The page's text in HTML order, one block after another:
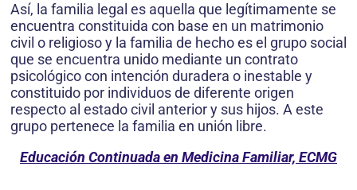
Así, la familia legal es aquella que legítimamente se
encuentra constituida con base en un matrimonio
civil o religioso y la familia de hecho es el grupo social
que se encuentra unido mediante un contrato
psicológico con intención duradera o inestable y
constituido por individuos de diferente origen
respecto al estado civil anterior y sus hijos. A este
grupo pertenece la familia en unión libre.
Educación Continuada en Medicina Familiar, ECMG